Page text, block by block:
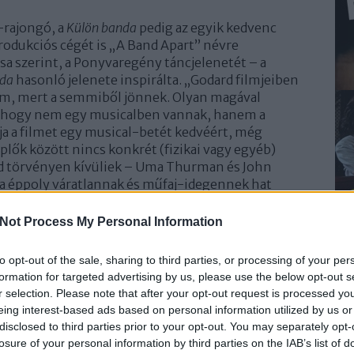
Process My Personal Information
opt-out of the sale, sharing to third parties, or processing of your
for targeted advertising by us, please use the below opt-out
selection. Please note that after your opt-out request is processed
interest-based ads based on personal information utilized by us
to third parties prior to your opt-out. You may separately
of your personal information by third parties on the IAB’s list of
a Külön banda pedig az egyik kedvenc
cégét is „A Band Apart” névre
szerint, a Ponyvaregény táncjelenetét – a
hasonló jelenete inspirálta. „Godard filmjeiben
mert a semmiből jönnek. Olyan magával
nem egy musicalben vannak, hanem a
a filmet egy musical-betét kedvéért, még
között nincs konkrét (fizikai vagy egyéb)
kívüliek – Uma Thurman és John
éppoly váratlannak és műfaj-idegennek hat
Hommage, „lopás”, vagy valami más?